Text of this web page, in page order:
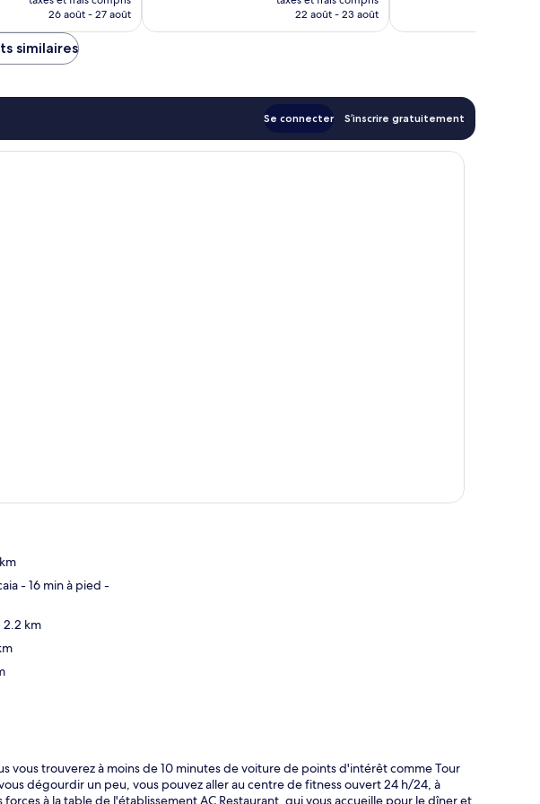
prix
26 août - 27 août
prix
22 août - 23 août
similaires
Se connecter S’inscrire gratuitement
- 16 min à pied -
2.2 km
vous trouverez à moins de 10 minutes de voiture de points d'intérêt comme Tour
dégourdir un peu, vous pouvez aller au centre de fitness ouvert 24 h/24, à
à la table de l'établissement AC Restaurant, qui vous accueille pour le dîner et